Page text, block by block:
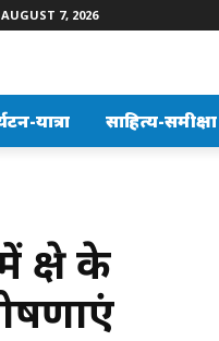
7, 2026
यात्रा साहित्य-समीक्षा
के